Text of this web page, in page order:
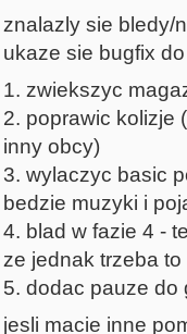
znalazly sie bledy/
ukaze sie bugfix
1. zwiekszyc
2. poprawic kolizje
inny obcy)
3. wylaczyc basic
bedzie muzyki i
4. blad w fazie 4 -
ze jednak trzeba
5. dodac pauze do
jesli macie inne